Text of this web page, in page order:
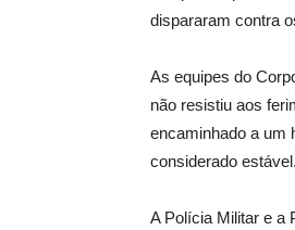
dispararam contra
As equipes do
não resistiu aos
encaminhado a um
considerado estável.
A Polícia Militar e a